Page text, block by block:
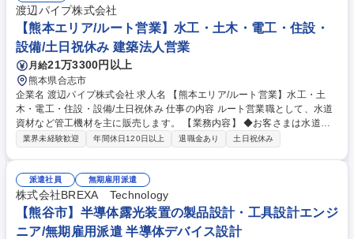
模の案件を手掛けることになります。 【モデル年収】・新卒3年目(26
歳)：年収900万円(インセン：500万円) ・中途4年目(30歳)：年収1,100万
円(インセン：年間600万円) 募集職種 【熊本】工作機械の営業★世界最大
手の工作機械メーカー/直行直帰/残業約20H★
渡辺パイプ株式会社
【熊本エリア/ルート営業】水工・土木・電工・住設・
設備/土日祝休み 建築法人営業
月給21万3300円以上
熊本県合志市
企業名 渡辺パイプ株式会社 求人名 【熊本エリア/ルート営業】水工・土
木・電工・住設・設備/土日祝休み 仕事の内容 ルート営業職として、水道
資材など管工機材を主に販売します。 【業務内容】 ◆お客さまは水道工
事などをおこなう会社さまなどです ◆取扱商材：配管（パイプ）や継手な
業界未経験歓迎 年間休日120日以上 退職金あり 土日祝休み
派遣社員 無期雇用派遣
株式会社BREXA Technology
【熊谷市】半導体露光装置の製品設計・工具設計エンジ
ニア/無期雇用派遣 半導体デバイス設計